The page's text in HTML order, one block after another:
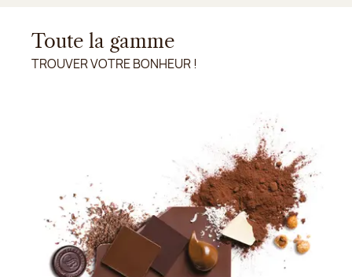
Toute la gamme
TROUVER VOTRE BONHEUR !